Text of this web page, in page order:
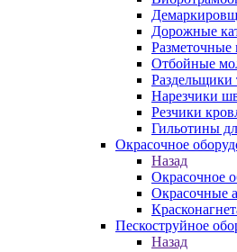
Дорожные
Отбойные
Раздельщики
Нарезчики
Резчики
Гильотины
Окрасочное
Назад
Окрасочное
Окрасочные
Пескоструйное
Назад